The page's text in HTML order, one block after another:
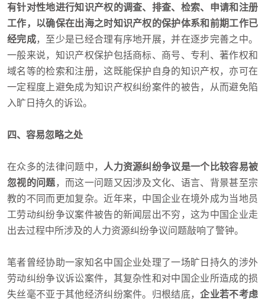
有针对性地进行知识产权的调查、排查、检索、申请和注册
工作，以确保在出海之时知识产权的保护体系和前期工作已
经完成，至少是已经合理有序地开展，并在逐步完善之中。
一般来说，知识产权保护包括商标、商号、专利、著作权和
域名等的检索和注册，这既能保护自身的知识产权，亦可在
一定程度上避免成为知识产权纠纷案件的被告，从而避免陷
入旷日持久的诉讼。
四、容易忽略之处
在众多的法律问题中，
人力资源纠纷争议是一个比较容易被
忽视的问题 ，而这一问题又因涉及文化、语言、背景甚至宗
教的不同而更加复杂。近年来，中国企业在境外成为当地员
工劳动纠纷争议案件被告的新闻层出不穷，这为中国企业走
出去过程中所涉及的人力资源纠纷争议问题敲响了警钟。
笔者曾经协助一家知名中国企业处理了一场旷日持久的涉外
劳动纠纷争议诉讼案件，其复杂性和对中国企业所造成的损
失丝毫不亚于其他经济纠纷案件。归根结底，企业若不考虑